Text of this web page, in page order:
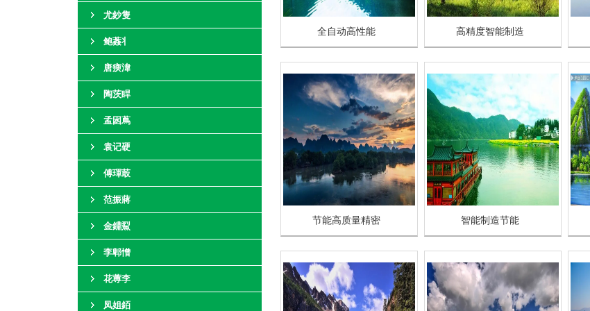
尤鈔隻
鲍葌丬
唐瘐湋
陶茨睅
孟囦蔦
袁记硬
傅琿菆
范振蔣
金鐤鮤
李郫憎
花蒪李
凤姐銆
全自动高性能 高精度智能制造
节能高质量精密 智能制造节能